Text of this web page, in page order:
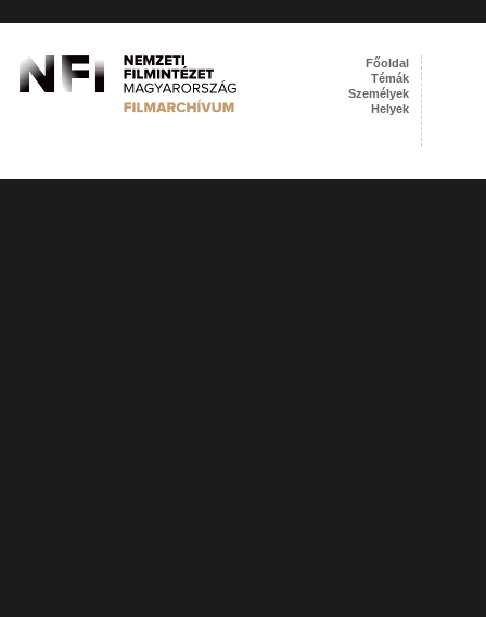
Főoldal
Témák
Személyek
Helyek